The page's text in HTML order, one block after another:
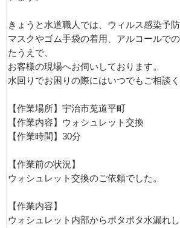
きょうと水道職人では、ウィルス感染予
マスクやゴム手袋の着用、アルコールで
たうえで、
お客様の現場へお伺いしております。
水回りでお困りの際にはいつでもご相談く
【作業場所】宇治市莵道平町
【作業内容】ウォシュレット交換
【作業時間】30分
【作業前の状況】
ウォシュレット交換のご依頼でした。
【作業内容】
ウォシュレット内部からポタポタ水漏れ